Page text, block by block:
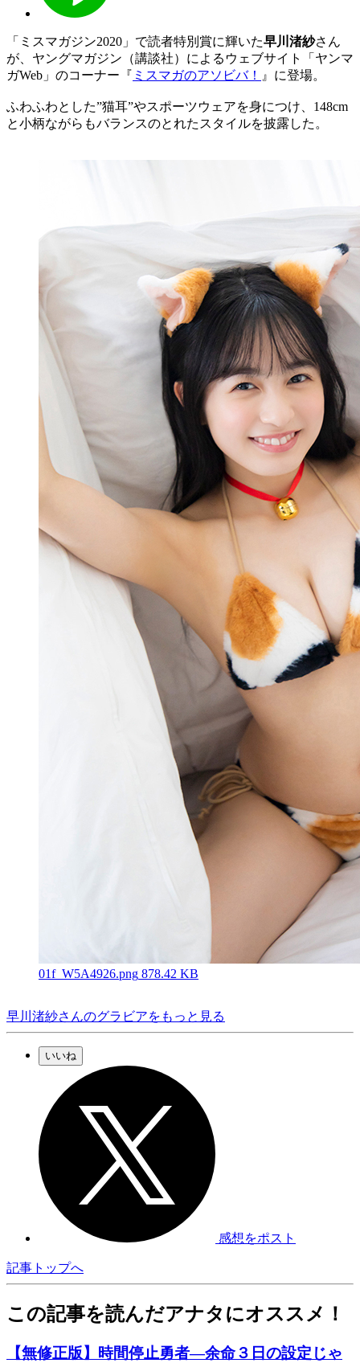
「ミスマガジン2020」で読者特別賞に輝いた早川渚紗さん
が、ヤングマガジン（講談社）によるウェブサイト「ヤンマ
ガWeb」のコーナー『 ミスマガのアソビバ！ 』に登場。
ふわふわとした”猫耳”やスポーツウェアを身につけ、148cm
と小柄ながらもバランスのとれたスタイルを披露した。
01f_W5A4926.png 878.42 KB
早川渚紗さんのグラビアをもっと見る
いいね
感想をポスト
記事トップへ
この記事を読んだアナタにオススメ！
【無修正版】時間停止勇者―余命３日の設定じゃ